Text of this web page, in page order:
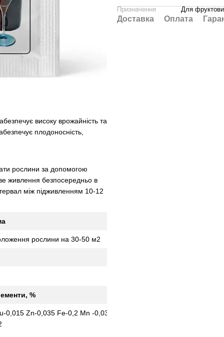
високу врожайність та
плодоносність,
рослини за допомогою
живлення безпосередньо в
між підживленням 10-12
рослини на 30-50 м2
%
0,015 Zn-0,035 Fe-0,2 Mn -0,035
Призначення
Для
Доставка Оплата